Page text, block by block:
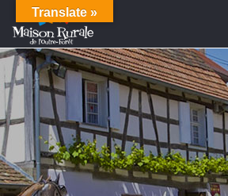
Translate »